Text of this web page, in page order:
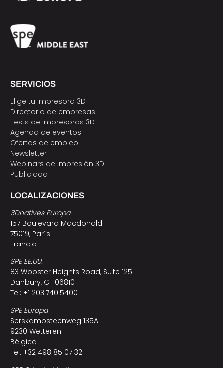
SERVICIOS
Elige tu impresora 3D
Directorio de empresas
Tests de impresoras 3D
Agenda de eventos
Ofertas de empleo
Newsletter
Webinars de impresión 3D
Publicidad
LOCALIZACIONES
3Dnatives Europa
157 Boulevard Macdonald
75019, París
Francia
SPE EE.UU.
83 Wooster Heights Road, Suite 125
Danbury, CT 06810
Tel: +1 203.740.5400
SPE Europa
Serskampsteenweg 135A
9230 Wetteren
Bélgica
Tel: +32 498 85 07 32